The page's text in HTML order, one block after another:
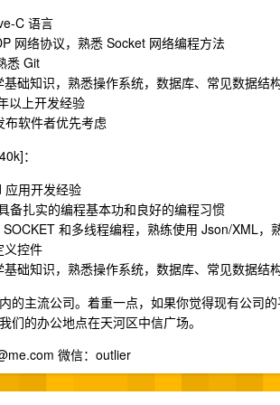
C 语言
网络协议，熟悉 Socket 网络编程方法
悉 Git
基础知识，熟悉操作系统，数据库、常见数据结
以上开发经验
软件者优先考虑
：
应用开发经验
备扎实的编程基本功和良好的编程习惯
和多线程编程，熟练使用 Json/XML
义控件
基础知识，熟悉操作系统，数据库、常见数据结
的主流公司。着重一点，如果你觉得现有公司
们的办公地点在天河区中信广场。
微信：outlier